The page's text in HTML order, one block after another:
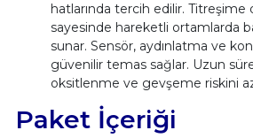
hatlarında tercih edilir. Titreşime
sayesinde hareketli ortamlarda
sunar. Sensör, aydınlatma ve
güvenilir temas sağlar. Uzun
oksitlenme ve gevşeme riskini
Paket İçeriği